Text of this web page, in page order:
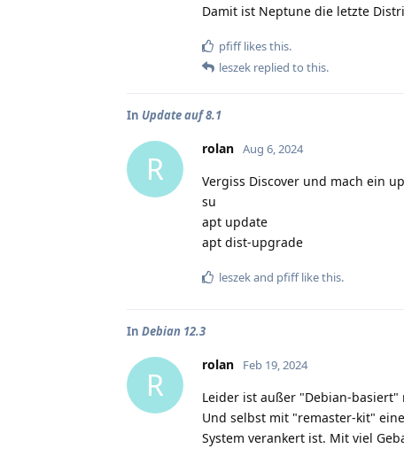
Damit ist Neptune die letzte
pfifflikes this.
leszek replied to this.
In Update auf 8.1
R
rolan Aug 6, 2024
Vergiss Discover und mach ein
su
apt update
apt dist-upgrade
leszekand pfifflike this.
In Debian 12.3
R
rolan Feb 19, 2024
Leider ist außer "Debian-
Und selbst mit "remaster-kit"
System verankert ist. Mit viel